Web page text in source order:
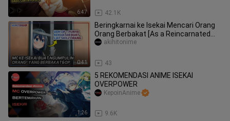
6:47 42.1K
0:41
Beringkarnai ke Isekai Mencari Orang
Orang Berbakat [As a Reincarnated
Aristocrat]
43
akihitonime
1:26
5 REKOMENDASI ANIME ISEKAI
OVERPOWER
9.6K
KepoinAnime